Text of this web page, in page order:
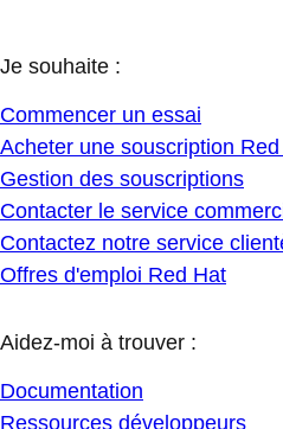
Je souhaite :
Commencer un essai
Acheter une souscription
Gestion des souscriptions
Contacter le service
Contactez notre service
Offres d'emploi Red Hat
Aidez-moi à trouver :
Documentation
Ressources développeurs